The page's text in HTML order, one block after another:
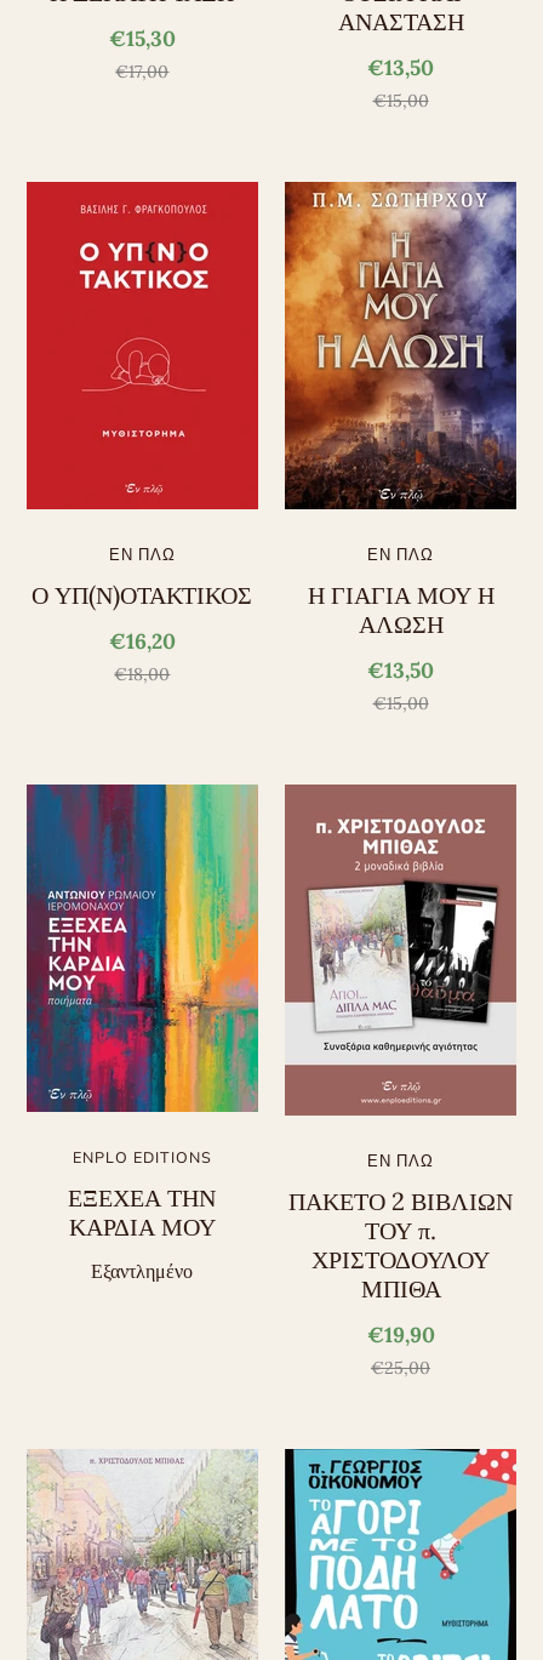
€15,30
€17,00
ΑΝΑΣΤΑΣΗ
€13,50
€15,00
ΕΝ ΠΛΩ
Ο ΥΠ(Ν)ΟΤΑΚΤΙΚΟΣ
€16,20
€18,00
ΕΝ ΠΛΩ
Η ΓΙΑΓΙΑ ΜΟΥ Η
ΑΛΩΣΗ
€13,50
€15,00
ENPLO EDITIONS
ΕΞΕΧΕΑ ΤΗΝ
ΚΑΡΔΙΑ ΜΟΥ
Εξαντλημένο
ΕΝ ΠΛΩ
ΠΑΚΕΤΟ 2 ΒΙΒΛΙΩΝ
ΤΟΥ π.
ΧΡΙΣΤΟΔΟΥΛΟΥ
ΜΠΙΘΑ
€19,90
€25,00